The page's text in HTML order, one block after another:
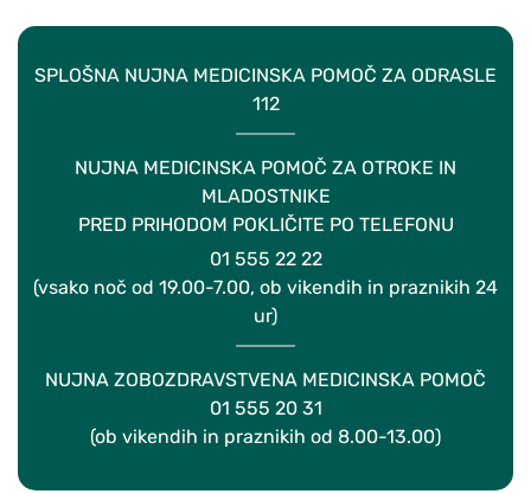
SPLOŠNA NUJNA MEDICINSKA POMOČ ZA ODRASLE
112
NUJNA MEDICINSKA POMOČ ZA OTROKE IN
MLADOSTNIKE
PRED PRIHODOM POKLIČITE PO TELEFONU
01 555 22 22
(vsako noč od 19.00-7.00, ob vikendih in praznikih 24
ur)
NUJNA ZOBOZDRAVSTVENA MEDICINSKA POMOČ
01 555 20 31
(ob vikendih in praznikih od 8.00-13.00)